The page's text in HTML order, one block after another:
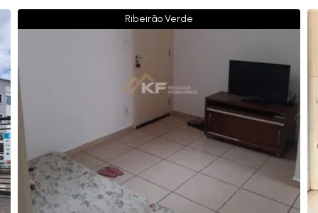
Ribeirão Verde